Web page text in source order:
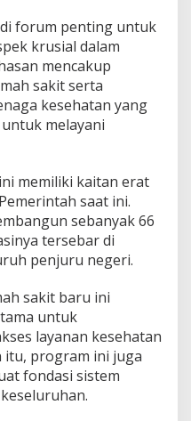
forum penting untuk
krusial dalam
mencakup
sakit serta
kesehatan yang
melayani
memiliki kaitan erat
saat ini.
sebanyak 66
tersebar di
penjuru negeri.
sakit baru ini
untuk
layanan kesehatan
itu, program ini juga
fondasi sistem